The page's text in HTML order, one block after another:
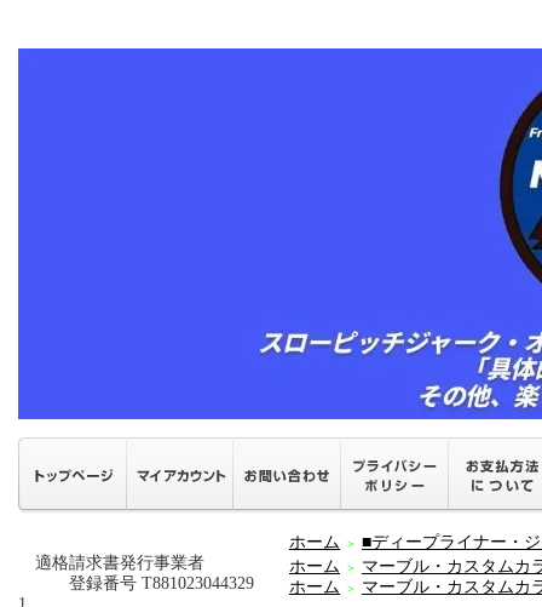
適格請求書発行事業者
登録番号 T881023044329
ホーム ＞ ■ディープライナー・
ホーム
＞
マーブル・カスタムカ
ホーム
＞ マーブル・カスタムカ